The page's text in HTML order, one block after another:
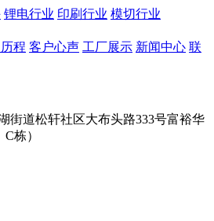
锂电行业 印刷行业 模切行业
程 客户心声 工厂展示 新闻中心 联
街道松轩社区大布头路333号富裕华
栋）